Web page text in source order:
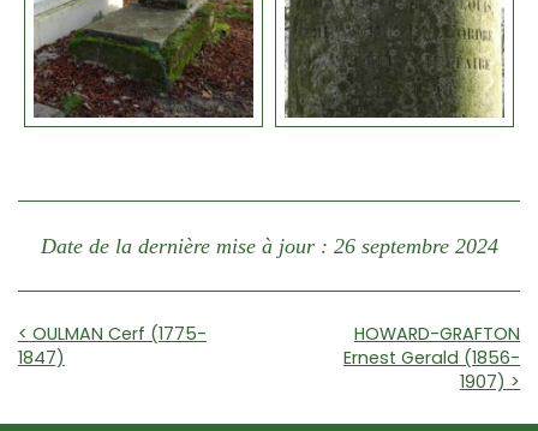
Date de la dernière mise à jour : 26 septembre 2024
< OULMAN Cerf (1775-
1847)
HOWARD-GRAFTON
Ernest Gerald (1856-
1907) >